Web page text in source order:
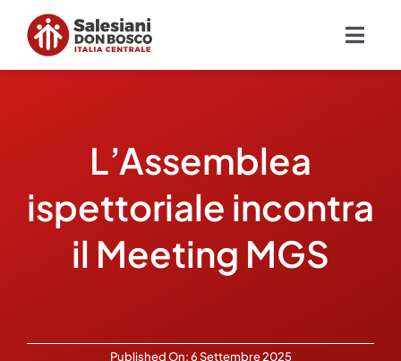
contenuto
Ambiti
Ambienti educativi e servizi
L’Assemblea
ispettoriale incontra
il Meeting MGS
Published On: 6 Settembre 2025